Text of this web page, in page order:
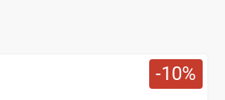
10